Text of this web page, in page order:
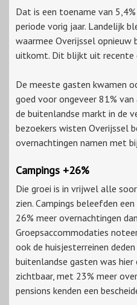
Dat is een toename van
periode vorig jaar. Landelijk
waarmee Overijssel opnieuw
uitkomt. Dit blijkt uit recente
De meeste gasten kwamen
goed voor ongeveer 81%
de buitenlandse markt in de
bezoekers wisten Overijssel
overnachtingen namen met
Campings +26%
Die groei is in vrijwel alle
zien. Campings beleefden
26% meer overnachtingen
Groepsaccommodaties
ook de huisjesterreinen
buitenlandse gasten was hier
zichtbaar, met 23% meer
pensions kenden een